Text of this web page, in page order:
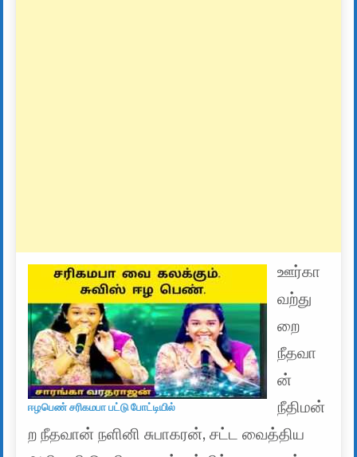
ஈழபெண் சரிகமபா பட்டு போட்டியில்
ஊர்கா
வற்து
றை
நீதவா
ன்
நீதிமன்
ற நீதவான் நளினி சுபாகரன், சட்ட வைத்திய